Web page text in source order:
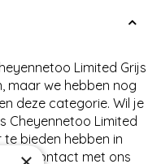
Limited Grijs
maar we hebben nog
deze categorie. Wil je
Cheyennetoo Limited
bieden hebben in
contact met ons